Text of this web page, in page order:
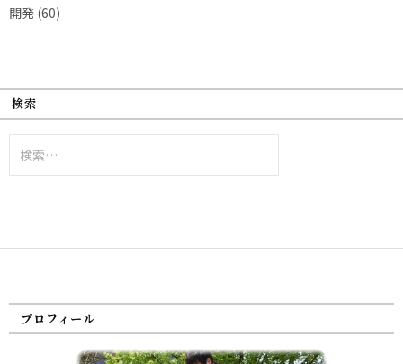
開発 (60)
検索
索:
プロフィール